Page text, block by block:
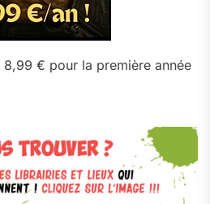
8,99 € pour la première année